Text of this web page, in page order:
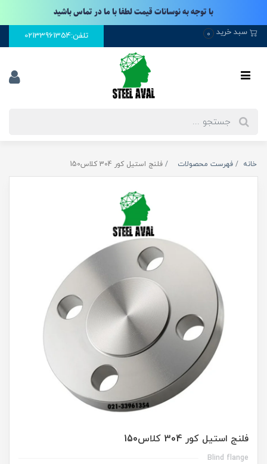
با توجه به نوسانات قیمت لطفا با ما در تماس باشید
سبد خرید 0 تلفن:02133961354
خانه فهرست محصولات فلنج استیل کور 304 کلاس150
فلنج استیل کور 304 کلاس150
Blind flange